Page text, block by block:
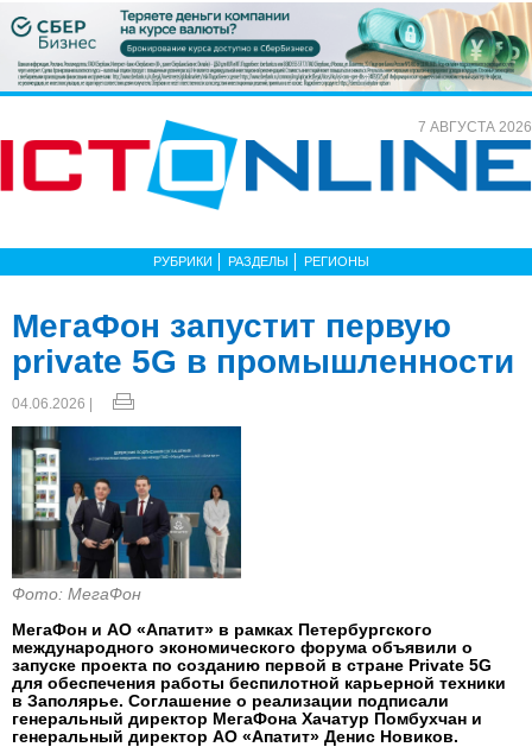
7 АВГУСТА 2026
РУБРИКИ РАЗДЕЛЫ РЕГИОНЫ
МегаФон запустит первую
private 5G в промышленности
04.06.2026 |
Фото: МегаФон
МегаФон и АО «Апатит» в рамках Петербургского
международного экономического форума объявили о
запуске проекта по созданию первой в стране Private 5G
для обеспечения работы беспилотной карьерной техники
в Заполярье. Соглашение о реализации подписали
генеральный директор МегаФона Хачатур Помбухчан и
генеральный директор АО «Апатит» Денис Новиков.